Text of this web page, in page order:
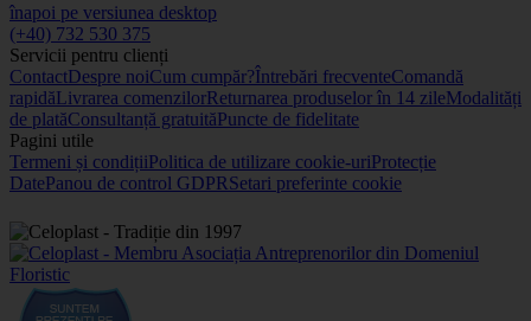
înapoi pe versiunea desktop
(+40) 732 530 375
Servicii pentru clienți
ContactDespre noiCum cumpăr?Întrebări frecventeComandă
rapidăLivrarea comenzilorReturnarea produselor în 14 zileModalități
de platăConsultanță gratuităPuncte de fidelitate
Pagini utile
Termeni și condițiiPolitica de utilizare cookie-uriProtecție
DatePanou de control GDPRSetari preferinte cookie